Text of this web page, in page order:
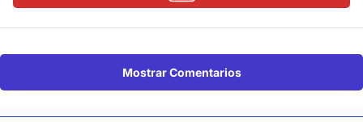
Mostrar Comentarios